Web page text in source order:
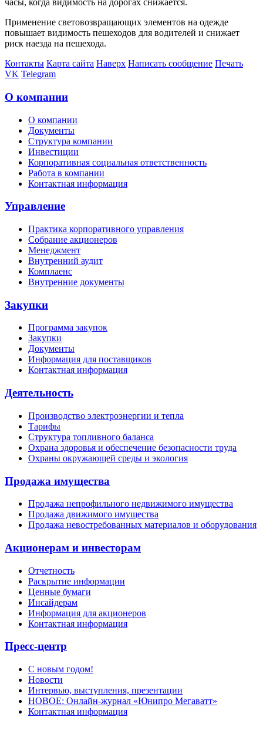
часы, когда видимость на дорогах снижается.
Применение световозвращающих элементов на одежде
повышает видимость пешеходов для водителей и снижает
риск наезда на пешехода.
Контакты Карта сайта Наверх Написать сообщение Печать
VK Telegram
О компании
О компании
Документы
Структура компании
Инвестиции
Корпоративная социальная ответственность
Работа в компании
Контактная информация
Управление
Практика корпоративного управления
Собрание акционеров
Менеджмент
Внутренний аудит
Комплаенс
Внутренние документы
Закупки
Программа закупок
Закупки
Документы
Информация для поставщиков
Контактная информация
Деятельность
Производство электроэнергии и тепла
Тарифы
Структура топливного баланса
Охрана здоровья и обеспечение безопасности труда
Охраны окружающей среды и экология
Продажа имущества
Продажа непрофильного недвижимого имущества
Продажа движимого имущества
Продажа невостребованных материалов и оборудования
Акционерам и инвесторам
Отчетность
Раскрытие информации
Ценные бумаги
Инсайдерам
Информация для акционеров
Контактная информация
Пресс-центр
С новым годом!
Новости
Интервью, выступления, презентации
НОВОЕ: Онлайн-журнал «Юнипро Мегаватт»
Контактная информация